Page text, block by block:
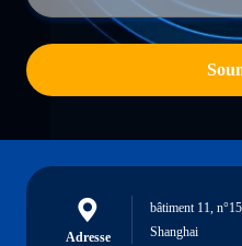
Adresse
bâtiment 11,
Shanghai